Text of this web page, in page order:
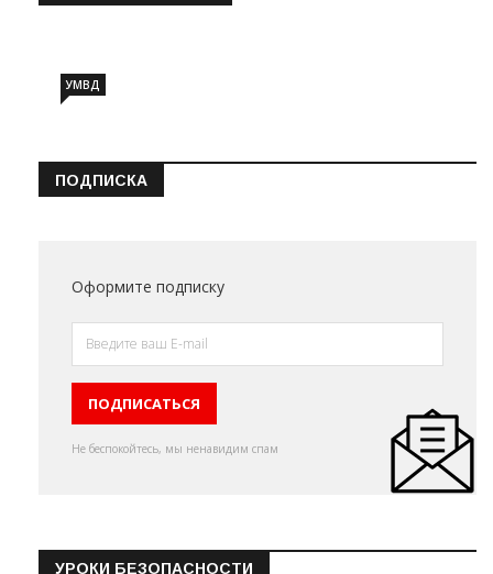
УМВД
ПОДПИСКА
Оформите подписку
Не беспокойтесь, мы ненавидим спам
УРОКИ БЕЗОПАСНОСТИ